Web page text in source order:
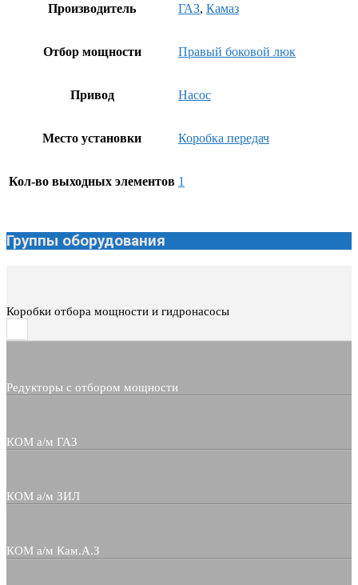
Производитель ГАЗ, Камаз
Отбор мощности Правый боковой люк
Привод Насос
Место установки Коробка передач
Кол-во выходных элементов 1
Группы оборудования
Коробки отбора мощности и гидронасосы
Редукторы с отбором мощности
КОМ а/м ГАЗ
КОМ а/м ЗИЛ
КОМ а/м Кам.А.З